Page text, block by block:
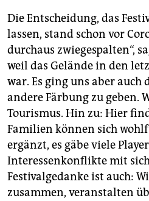
Die Entscheidung, das
lassen, stand schon vor
durchaus zwiegespalten“,
weil das Gelände in den
war. Es ging uns aber auch
andere Färbung zu geben.
Tourismus. Hin zu: Hier
Familien können sich
ergänzt, es gäbe viele
Interessenkonflikte mit
Festivalgedanke ist auch:
zusammen, veranstalten